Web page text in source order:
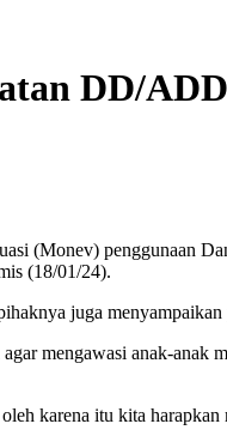
DD/
(Monev) penggunaan
(18/01/24).
juga menyampaikan
mengawasi anak-anak
karena itu kita harapkan